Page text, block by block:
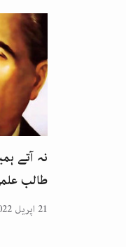
نہ آتے
طالب
21 اپریل 2022